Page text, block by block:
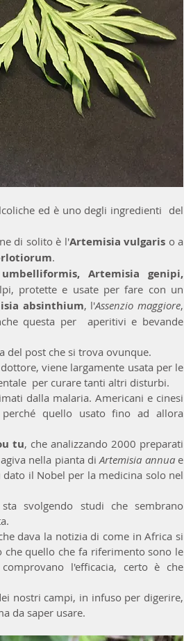
ed è uno degli ingredienti  del
di solito è l'Artemisia vulgaris o a
.
Artemisia genipi,
protette e usate per fare con un
absinthium, l'Assenzio maggiore,
questa per  aperitivi e bevande
del post che si trova ovunque.
viene largamente usata per le
per curare tanti altri disturbi.
dalla malaria. Americani e cinesi
quello usato fino ad allora
tu, che analizzando 2000 preparati
nella pianta di Artemisia annua e
il Nobel per la medicina solo nel
svolgendo studi che sembrano
dava la notizia di come in Africa si
che quello che fa riferimento sono le
l'efficacia, certo è che
nostri campi, in infuso per digerire,
da saper usare.